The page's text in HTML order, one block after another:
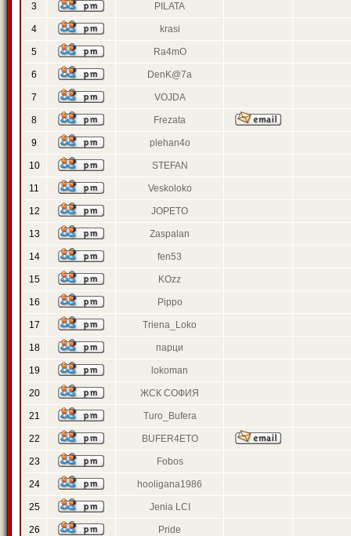
3 PILATA
4 krasi
5 Ra4mO
6 DenK@7a
7 VOJDA
8 Frezata
9 plehan4o
10 STEFAN
11 Veskoloko
12 JOPETO
13 Zaspalan
14 fen53
15 KOzz
16 Pippo
17 Triena_Loko
18 парци
19 lokoman
20 ЖСК СОФИЯ
21 Turo_Bufera
22 BUFER4ETO
23 Fobos
24 hooligana1986
25 Jenia LCI
26 Pride